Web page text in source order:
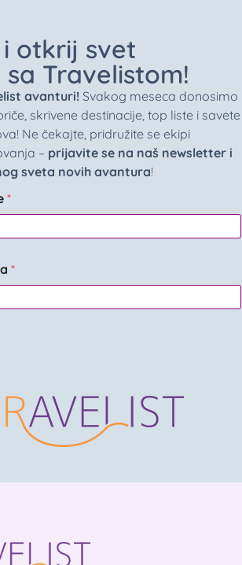
otkrij svet
Travelistom!
avanturi! Svakog meseca donosimo
skrivene destinacije, top liste i savete
Ne čekajte, pridružite se ekipi
– prijavite se na naš newsletter i
sveta novih avantura!
*
*